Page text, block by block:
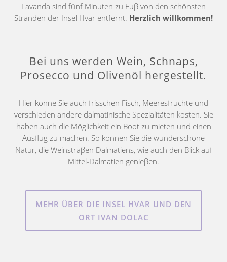
Lavanda sind fünf Minuten zu Fuβ von den schönsten
Stränden der Insel Hvar entfernt. Herzlich willkommen!
Bei uns werden Wein, Schnaps,
Prosecco und Olivenöl hergestellt.
Hier könne Sie auch frisschen Fisch, Meeresfrüchte und
verschieden andere dalmatinische Spezialitäten kosten. Sie
haben auch die Möglichkeit ein Boot zu mieten und einen
Ausflug zu machen. So können Sie die wunderschöne
Natur, die Weinstraβen Dalmatiens, wie auch den Blick auf
Mittel-Dalmatien genieβen.
MEHR ÜBER DIE INSEL HVAR UND DEN
ORT IVAN DOLAC